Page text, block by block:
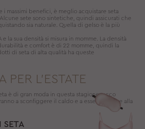
i massimi benefici, è meglio acquistare seta
sete sono sintetiche, quindi assicurati che
sia naturale. Quella di gelso è la più
la sua densità si misura in momme. La densità
e comfort è di 22 momme, quindi la
di seta di alta qualità ha queste
PER L'ESTATE
è di gran moda in questa stagione, ecco
a sconfiggere il caldo e a essere sempre alla
SETA